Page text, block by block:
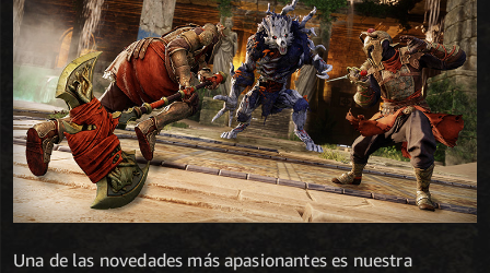
Una de las novedades más apasionantes es nuestra